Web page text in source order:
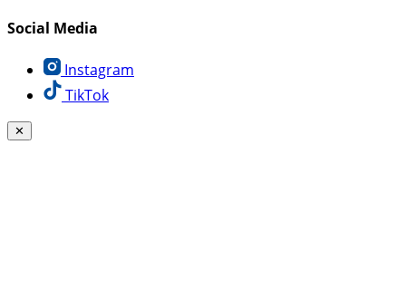
Social Media
Instagram
TikTok
✕